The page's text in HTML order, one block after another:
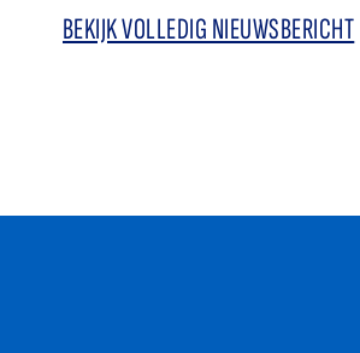
BEKIJK VOLLEDIG NIEUWSBERICHT